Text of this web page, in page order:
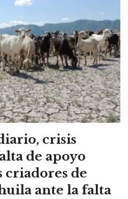
crisis
de apoyo
criadores de
ante la falta